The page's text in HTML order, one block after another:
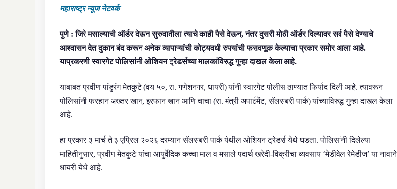
महाराष्ट्र न्यूज नेटवर्क
पुणे : जिरे मसाल्याची ऑर्डर देऊन सुरुवातीला त्याचे काही पैसे देऊन, नंतर दुसरी मोठी ऑर्डर दिल्यावर सर्व पैसे देण्याचे
आश्वासन देत दुकान बंद करून अनेक व्यापाऱ्यांची कोट्यवधी रुपयांची फसवणूक केल्याचा प्रकार समोर आला आहे.
याप्रकरणी स्वारगेट पोलिसांनी ओशियन ट्रेडर्सच्या मालकांविरुद्ध गुन्हा दाखल केला आहे.
याबाबत प्रवीण पांडुरंग मेतकुटे (वय ५०, रा. गणेशनगर, धायरी) यांनी स्वारगेट पोलीस ठाण्यात फिर्याद दिली आहे. त्यावरून
पोलिसांनी फरहान अख्तर खान, इरफान खान आणि चाचा (रा. मंत्री अपार्टमेंट, सॅलसबरी पार्क) यांच्याविरुद्ध गुन्हा दाखल केला
आहे.
हा प्रकार ३ मार्च ते ३ एप्रिल २०२६ दरम्यान सॅलसबरी पार्क येथील ओशियन ट्रेडर्स येथे घडला. पोलिसांनी दिलेल्या
माहितीनुसार, प्रवीण मेतकुटे यांचा आयुर्वेदिक कच्चा माल व मसाले पदार्थ खरेदी-विक्रीचा व्यवसाय ‘मेडीवेल रेमेडीज’ या नावाने
धायरी येथे आहे.